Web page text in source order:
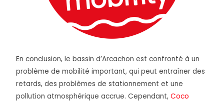
En conclusion, le bassin d’Arcachon est confronté à un
problème de mobilité important, qui peut entraîner des
retards, des problèmes de stationnement et une
pollution atmosphérique accrue. Cependant,Coco